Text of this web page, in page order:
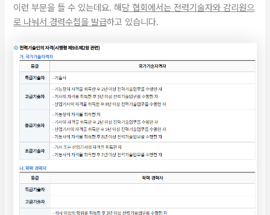
이런 부문을 들 수 있는데요. 해당 협회에서는 전력기술자와 감리원으
로 나눠서 경력수첩을 발급하고 있습니다.